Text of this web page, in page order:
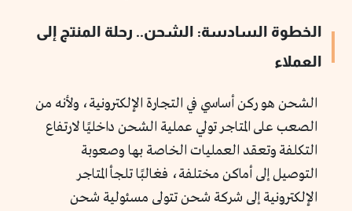
الخطوة السادسة: الشحن.. رحلة المنتج إلى
العملاء
الشحن هو ركن أساسي في التجارة الإلكترونية، ولأنه من
الصعب على المتاجر تولي عملية الشحن داخليًا لارتفاع
التكلفة وتعقد العمليات الخاصة بها وصعوبة
التوصيل إلى أماكن مختلفة، فغالبًا تلجأ المتاجر
الإلكترونية إلى شركة شحن تتولى مسئولية شحن